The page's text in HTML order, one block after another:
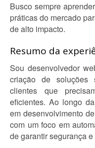
Busco sempre
práticas do mercado
de alto impacto.
Resumo da
Sou desenvolvedor
criação de soluções
clientes que
eficientes. Ao longo
em desenvolvimento
com um foco em
de garantir segurança